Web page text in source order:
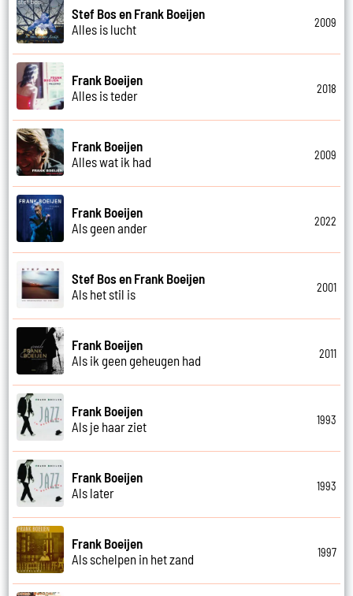
Stef Bos en Frank Boeijen
Alles is lucht
2009
Frank Boeijen
Alles is teder
2018
Frank Boeijen
Alles wat ik had
2009
Frank Boeijen
Als geen ander
2022
Stef Bos en Frank Boeijen
Als het stil is
2001
Frank Boeijen
Als ik geen geheugen had
2011
Frank Boeijen
Als je haar ziet
1993
Frank Boeijen
Als later
1993
Frank Boeijen
Als schelpen in het zand
1997